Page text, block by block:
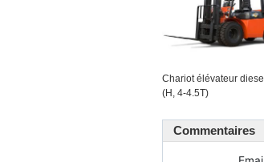
Chariot élévateur diesel
(H, 4-4.5T)
Commentaires